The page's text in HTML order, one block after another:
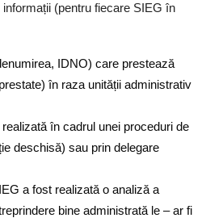
(pentru fiecare SIEG în
IDNO) care prestează
în raza unității administrativ
în cadrul unei proceduri de
deschisă) sau prin delegare
a fost realizată o analiză a
bine administrată le – ar fi